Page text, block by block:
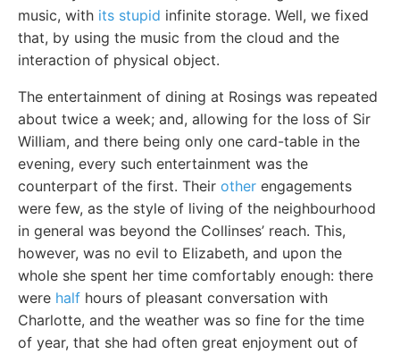
music, with its stupid infinite storage. Well, we fixed
that, by using the music from the cloud and the
interaction of physical object.
The entertainment of dining at Rosings was repeated
about twice a week; and, allowing for the loss of Sir
William, and there being only one card-table in the
evening, every such entertainment was the
counterpart of the first. Their other engagements
were few, as the style of living of the neighbourhood
in general was beyond the Collinses’ reach. This,
however, was no evil to Elizabeth, and upon the
whole she spent her time comfortably enough: there
were half hours of pleasant conversation with
Charlotte, and the weather was so fine for the time
of year, that she had often great enjoyment out of